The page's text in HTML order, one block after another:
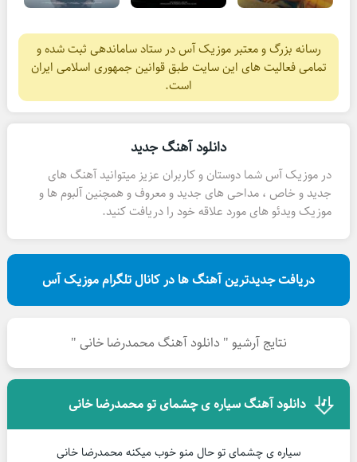
رسانه بزرگ و معتبر موزیک آس در ستاد ساماندهی ثبت شده و
تمامی فعالیت های این سایت طبق قوانین جمهوری اسلامی ایران
است.
دانلود آهنگ جدید
در موزیک آس شما دوستان و کاربران عزیز میتوانید آهنگ های
جدید و خاص ، مداحی های جدید و معروف و همچنین آلبوم ها و
موزیک ویدئو های مورد علاقه خود را دریافت کنید.
دریافت جدیدترین آهنگ ها در کانال تلگرام موزیک آس
نتایج آرشیو " دانلود آهنگ محمدرضا خانی "
دانلود آهنگ سیاره ی چشمای تو محمدرضا خانی
سیاره ی چشمای تو حال منو خوب میکنه محمدرضا خانی